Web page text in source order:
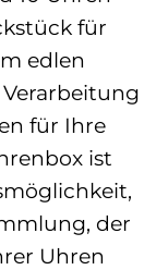
für
edlen
für Ihre
ist
der
Uhren